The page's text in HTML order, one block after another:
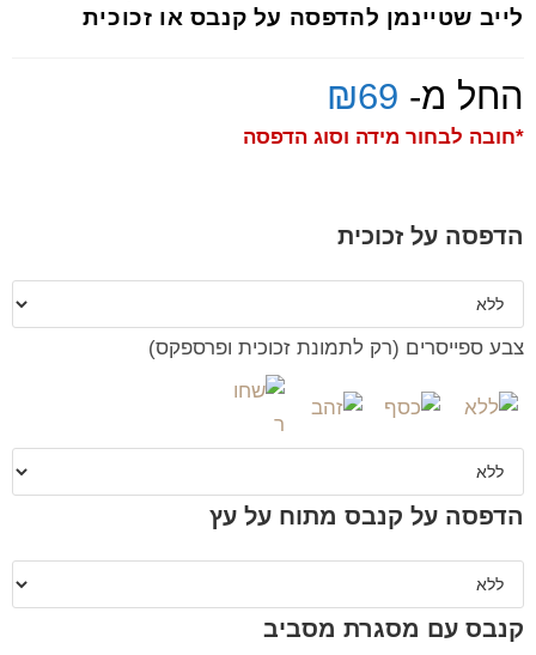
לייב שטיינמן להדפסה על קנבס או זכוכית
החל מ- ₪69
*חובה לבחור מידה וסוג הדפסה
הדפסה על זכוכית
צבע ספייסרים (רק לתמונת זכוכית ופרספקס)
הדפסה על קנבס מתוח על עץ
קנבס עם מסגרת מסביב